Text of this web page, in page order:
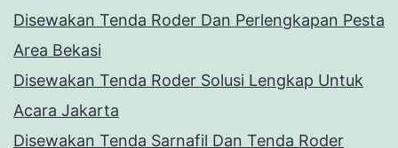
Disewakan Tenda Roder Dan Perlengkapan Pesta
Area Bekasi
Disewakan Tenda Roder Solusi Lengkap Untuk
Acara Jakarta
Disewakan Tenda Sarnafil Dan Tenda Roder